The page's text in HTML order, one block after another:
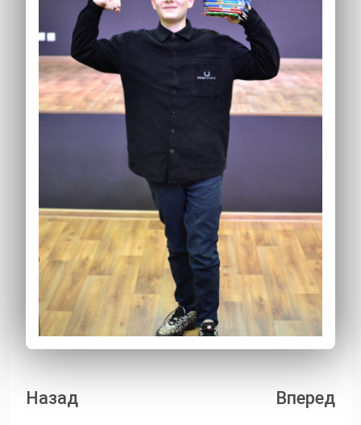
Навигация
Назад Вперед